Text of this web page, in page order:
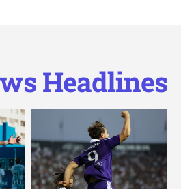
Headlines